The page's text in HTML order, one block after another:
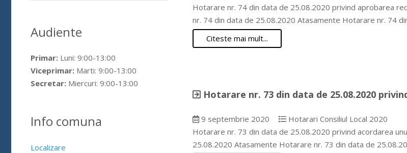
Hotarare nr. 74 din data de 25.08.2020 privind aprobarea
nr. 74 din data de 25.08.2020 Atasamente Hotarare nr. 74
Citeste mai mult...
Hotarare nr. 73 din data de 25.08.2020
9 septembrie 2020
Hotarari Consiliul Local 2020
Hotarare nr. 73 din data de 25.08.2020 privind acordarea
25.08.2020 Atasamente Hotarare nr. 73 din data de
Audiente
Primar:Luni: 9:00-13:00
Viceprimar:Marti: 9:00-13:00
Secretar:Miercuri: 9:00-13:00
Info comuna
Localizare